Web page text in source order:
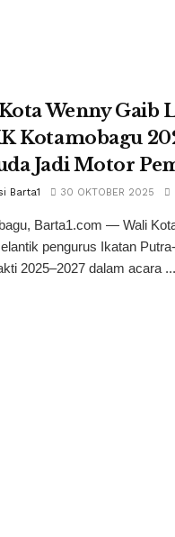
Wenny Gaib
Kotamobagu
Jadi Motor
Barta1 30 OKTOBER 2025
Barta1.com — Wali
pengurus Ikatan
2025–2027 dalam acara ...